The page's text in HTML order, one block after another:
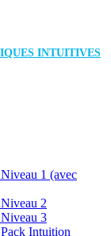
INTUITIVES
1 (avec
2
3
Intuition